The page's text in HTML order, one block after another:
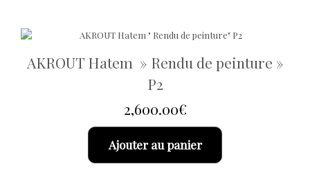
AKROUT Hatem » Rendu de peinture »
P2
2,600.00€
Ajouter au panier